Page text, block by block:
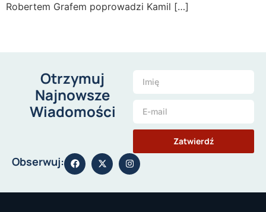
Robertem Grafem poprowadzi Kamil […]
Otrzymuj
Najnowsze
Wiadomości
Zatwierdź
Obserwuj: